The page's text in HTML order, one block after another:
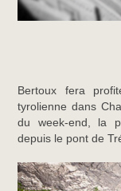
Bertoux fera
tyrolienne dans
du week-end, la
depuis le pont de